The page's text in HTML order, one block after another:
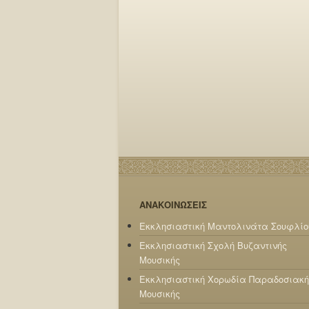
ΑΝΑΚΟΙΝΩΣΕΙΣ
Εκκλησιαστική Μαντολινάτα
Εκκλησιαστική Σχολή Βυζαντινής
Μουσικής
Εκκλησιαστική Χορωδία
Μουσικής